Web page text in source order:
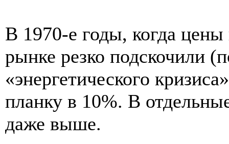
В 1970-е годы, когда
рынке резко подскочили
«энергетического
планку в 10%. В
даже выше.